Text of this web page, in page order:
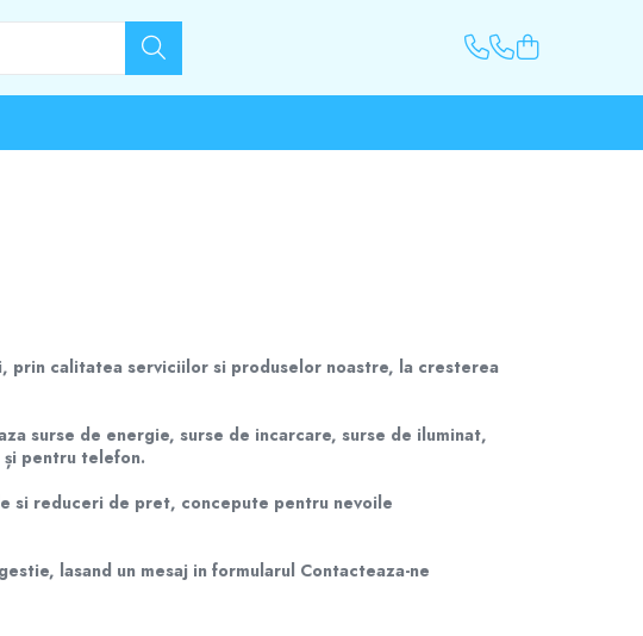
prin calitatea serviciilor si produselor noastre, la cresterea
surse de energie, surse de incarcare, surse de iluminat,
pentru telefon.
si reduceri de pret, concepute pentru nevoile
lasand un mesaj in formularul Contacteaza-ne